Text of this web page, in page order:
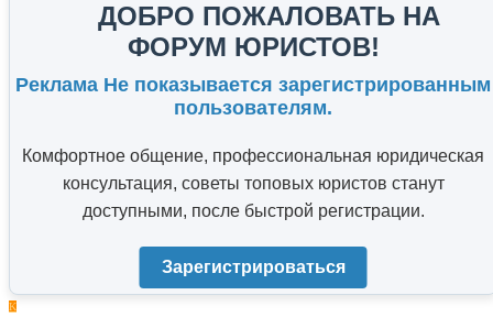
ДОБРО ПОЖАЛОВАТЬ НА
ФОРУМ ЮРИСТОВ!
Реклама Не показывается зарегистрированным
пользователям.
Комфортное общение, профессиональная юридическая
консультация, советы топовых юристов станут
доступными, после быстрой регистрации.
Зарегистрироваться
K